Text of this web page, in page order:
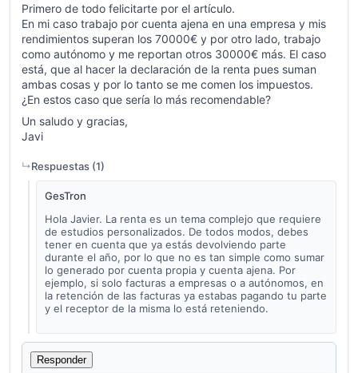
Primero de todo felicitarte por el artículo.
En mi caso trabajo por cuenta ajena en una empresa y mis
rendimientos superan los 70000€ y por otro lado, trabajo
como autónomo y me reportan otros 30000€ más. El caso
está, que al hacer la declaración de la renta pues suman
ambas cosas y por lo tanto se me comen los impuestos.
¿En estos caso que sería lo más recomendable?
Un saludo y gracias,
Javi
Respuestas (1)
GesTron
Hola Javier. La renta es un tema complejo que requiere
de estudios personalizados. De todos modos, debes
tener en cuenta que ya estás devolviendo parte
durante el año, por lo que no es tan simple como sumar
lo generado por cuenta propia y cuenta ajena. Por
ejemplo, si solo facturas a empresas o a autónomos, en
la retención de las facturas ya estabas pagando tu parte
y el receptor de la misma lo está reteniendo.
Responder